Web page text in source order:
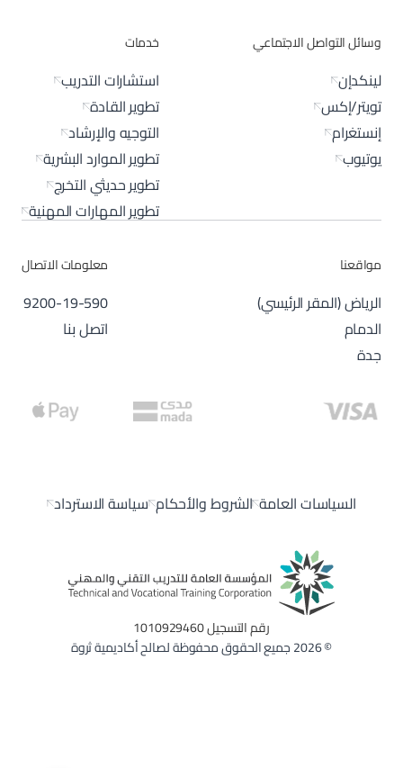
وسائل التواصل الاجتماعي
لينكدإن
تويتر/إكس
إنستغرام
يوتيوب
خدمات
استشارات التدريب
تطوير القادة
التوجيه والإرشاد
تطوير الموارد البشرية
تطوير حديثي التخرج
تطوير المهارات المهنية
مواقعنا
الرياض (المقر الرئيسي)
الدمام
جدة
معلومات الاتصال
9200-19-590
اتصل بنا
السياسات العامة الشروط والأحكام سياسة الاسترداد
رقم التسجيل 1010929460
© 2026 جميع الحقوق محفوظة لصالح أكاديمية ثروة